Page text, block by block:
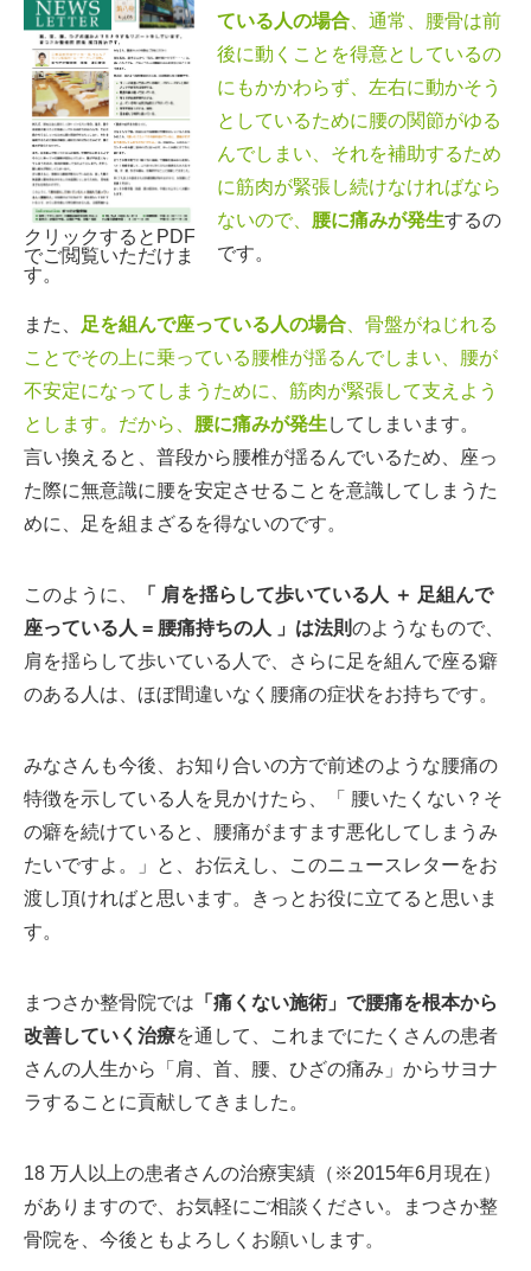
クリックするとPDF
でご閲覧いただけま
す。
ている人の場合、通常、腰骨は前
後に動くことを得意としているの
にもかかわらず、左右に動かそう
としているために腰の関節がゆる
んでしまい、それを補助するため
に筋肉が緊張し続けなければなら
ないので、 腰に痛みが発生するの
です。
また、 足を組んで座っている人の場合、骨盤がねじれる
ことでその上に乗っている腰椎が揺るんでしまい、腰が
不安定になってしまうために、筋肉が緊張して支えよう
とします。だから、 腰に痛みが発生してしまいます。
言い換えると、普段から腰椎が揺るんでいるため、座っ
た際に無意識に腰を安定させることを意識してしまうた
めに、足を組まざるを得ないのです。
このように、
「 肩を揺らして歩いている人 ＋ 足組んで
座っている人 = 腰痛持ちの人 」は法則のようなもので、
肩を揺らして歩いている人で、さらに足を組んで座る癖
のある人は、ほぼ間違いなく腰痛の症状をお持ちです。
みなさんも今後、お知り合いの方で前述のような腰痛の
特徴を示している人を見かけたら、「 腰いたくない？そ
の癖を続けていると、腰痛がますます悪化してしまうみ
たいですよ。」と、お伝えし、このニュースレターをお
渡し頂ければと思います。きっとお役に立てると思いま
す。
まつさか整骨院では 「痛くない施術」で腰痛を根本から
改善していく治療を通して、これまでにたくさんの患者
さんの人生から「肩、首、腰、ひざの痛み」からサヨナ
ラすることに貢献してきました。
18 万人以上の患者さんの治療実績（※2015年6月現在）
がありますので、お気軽にご相談ください。まつさか整
骨院を、今後ともよろしくお願いします。